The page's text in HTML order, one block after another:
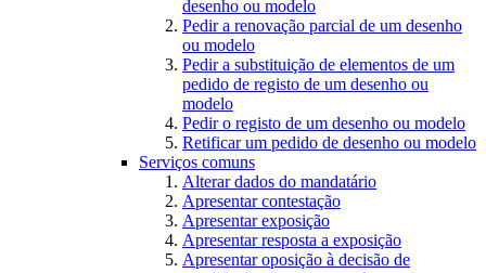
desenho ou modelo
Pedir a renovação parcial de um desenho
ou modelo
Pedir a substituição de elementos de um
pedido de registo de um desenho ou
modelo
Pedir o registo de um desenho ou modelo
Retificar um pedido de desenho ou modelo
Serviços comuns
Alterar dados do mandatário
Apresentar contestação
Apresentar exposição
Apresentar resposta a exposição
Apresentar oposição à decisão de